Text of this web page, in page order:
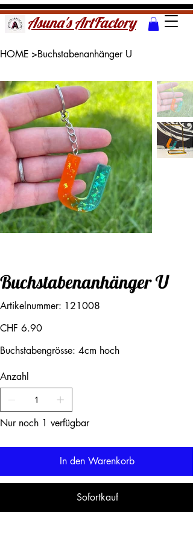
Asuna's ArtFactory
HOME >Buchstabenanhänger U
Buchstabenanhänger U
Artikelnummer:
Artikelnummer:
121008
121008
Preis
CHF 6.90
Buchstabengrösse: 4cm hoch
Anzahl
Nur noch 1 verfügbar
In den Warenkorb
Sofortkauf